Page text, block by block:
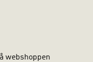
webshoppen